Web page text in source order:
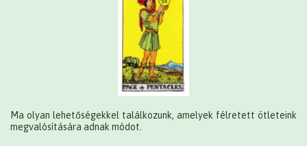
Ma olyan lehetőségekkel találkozunk, amelyek félretett ötleteink
megvalósítására adnak módot.